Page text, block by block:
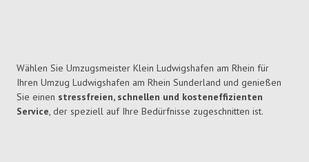
Wählen Sie Umzugsmeister Klein Ludwigshafen am Rhein für
Ihren Umzug Ludwigshafen am Rhein Sunderland und genießen
Sie einen stressfreien, schnellen und kosteneffizienten
Service, der speziell auf Ihre Bedürfnisse zugeschnitten ist.